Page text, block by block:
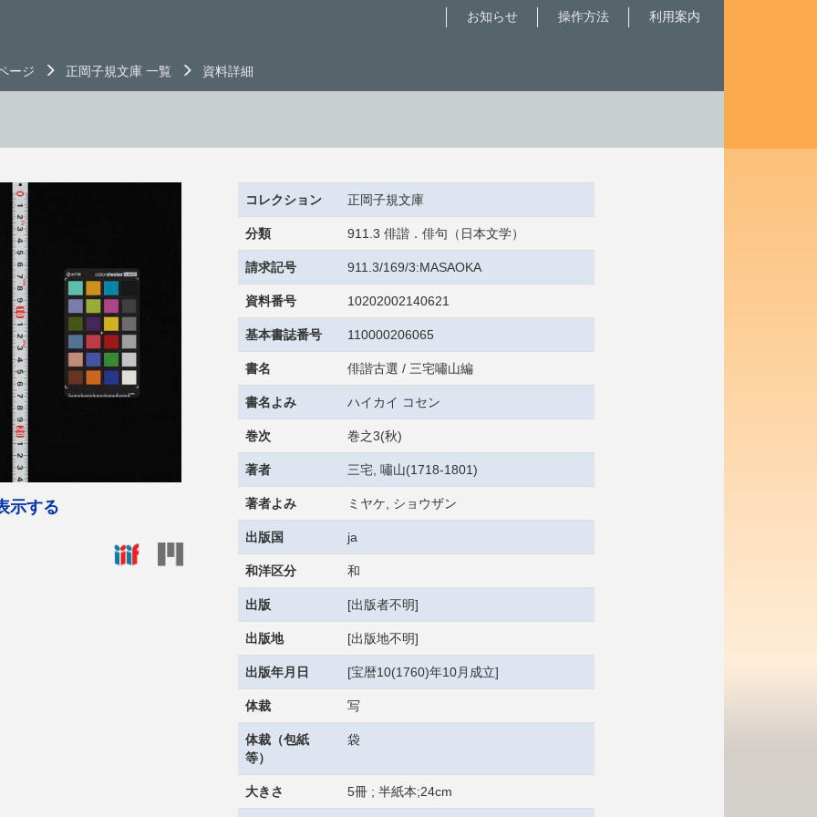
利用案内
操作方法
お知らせ
ージ 正岡子規文庫 一覧 資料詳細
示する
コレクション 正岡子規文庫
分類 911.3 俳諧．俳句（日本文学）
請求記号 911.3/169/3:MASAOKA
資料番号 10202002140621
基本書誌番号 110000206065
書名 俳諧古選 / 三宅嘯山編
書名よみ ハイカイ コセン
巻次 巻之3(秋)
著者 三宅, 嘯山(1718-1801)
著者よみ ミヤケ, ショウザン
出版国 ja
和洋区分 和
出版 [出版者不明]
出版地 [出版地不明]
出版年月日 [宝暦10(1760)年10月成立]
体裁 写
体裁（包紙
等）
袋
大きさ 5冊 ; 半紙本;24cm